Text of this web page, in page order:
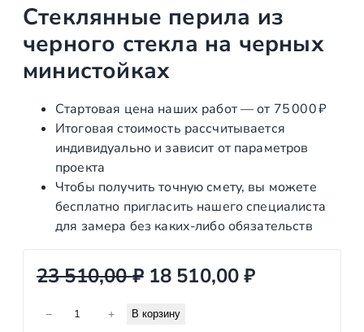
Стеклянные перила из
черного стекла на черных
министойках
Стартовая цена наших работ — от 75 000 ₽
Итоговая стоимость рассчитывается
индивидуально и зависит от параметров
проекта
Чтобы получить точную смету, вы можете
бесплатно пригласить нашего специалиста
для замера без каких‑либо обязательств
23 510,00₽ П
18 510,00₽Т
− + В корзину